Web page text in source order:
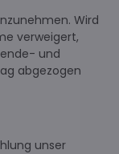
Wird
verweigert,
und
abgezogen
unser